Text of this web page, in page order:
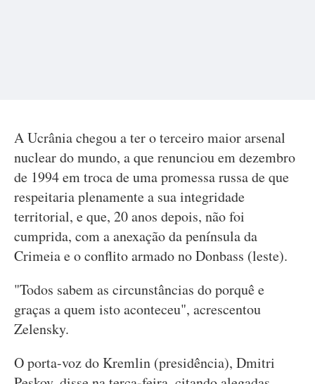
A Ucrânia chegou a ter o terceiro maior arsenal
nuclear do mundo, a que renunciou em dezembro
de 1994 em troca de uma promessa russa de que
respeitaria plenamente a sua integridade
territorial, e que, 20 anos depois, não foi
cumprida, com a anexação da península da
Crimeia e o conflito armado no Donbass (leste).
"Todos sabem as circunstâncias do porquê e
graças a quem isto aconteceu", acrescentou
Zelensky.
O porta-voz do Kremlin (presidência), Dmitri